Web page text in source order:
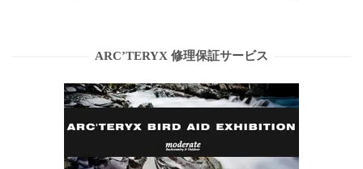
ARC’TERYX 修理保証サービス